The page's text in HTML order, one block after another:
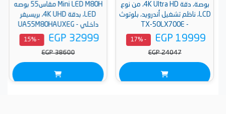
بوصة، دقة 4K Ultra HD، من نوع
LCD، ناظم تشغيل أندرويد، بلوتوث
- TX-50LX700E
EGP 19999
- 17%
EGP 24047
Mini LED M80H مقاس55 بوصه
LED، بدقة 4K UHD، بريسيفر
داخلي - UA55M80HAUXEG
EGP 32999
- 15%
EGP 38600